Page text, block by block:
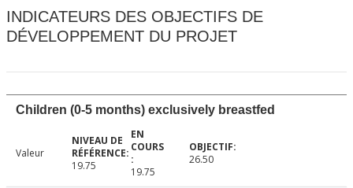
INDICATEURS DES OBJECTIFS DE
DÉVELOPPEMENT DU PROJET
Children (0-5 months) exclusively breastfed
Valeur
19.75
19.75
26.50